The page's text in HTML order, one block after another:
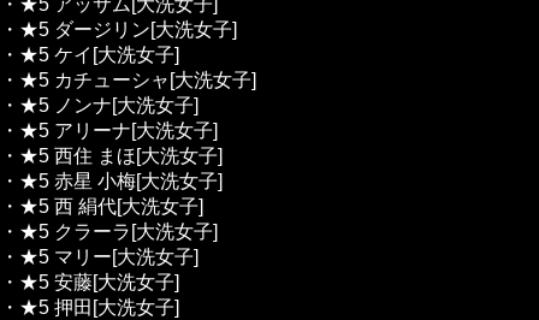
・★5 ダージリン[大洗女子]
・★5 ケイ[大洗女子]
・★5 カチューシャ[大洗女子]
・★5 ノンナ[大洗女子]
・★5 アリーナ[大洗女子]
・★5 西住 まほ[大洗女子]
・★5 赤星 小梅[大洗女子]
・★5 西 絹代[大洗女子]
・★5 クラーラ[大洗女子]
・★5 マリー[大洗女子]
・★5 安藤[大洗女子]
・★5 押田[大洗女子]